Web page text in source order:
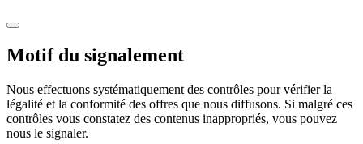
Motif du signalement
Nous effectuons systématiquement des contrôles pour vérifier la
légalité et la conformité des offres que nous diffusons. Si malgré ces
contrôles vous constatez des contenus inappropriés, vous pouvez
nous le signaler.